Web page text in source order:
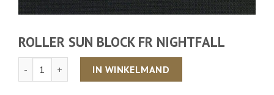
ROLLER SUN BLOCK FR NIGHTFALL
Aantal IN WINKELMAND